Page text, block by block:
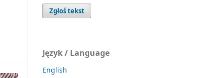
Zgłoś tekst
Język / Language
English